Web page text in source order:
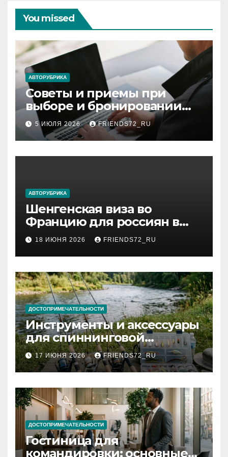
You missed
АВТОРУБРИКА
Советы и приемы при
выборе и бронировании
авиабилетов
5 ИЮЛЯ 2026 FRIENDS72_RU
АВТОРУБРИКА
Шенгенская виза во
Францию для россиян в
2026 году: сроки от 3 дней
и список необходимых
документов
18 ИЮНЯ 2026 FRIENDS72_RU
ДОСТОПРИМЕЧАТЕЛЬНОСТИ
Инструменты и аксессуары
для спиннинговой
рыбалки: назначение и
типы
17 ИЮНЯ 2026 FRIENDS72_RU
ДОСТОПРИМЕЧАТЕЛЬНОСТИ
Гостиница для
командировки: основные